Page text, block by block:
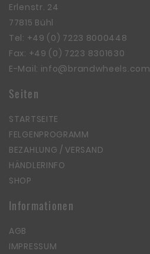
Erlenstr. 24
77815 Bühl
Tel: +49 (0) 7223 8000448
Fax: +49 (0) 7223 8301630
E-Mail: info@brandwheels.com
Seiten
STARTSEITE
FELGENPROGRAMM
BEZAHLUNG / VERSAND
HÄNDLERINFO
SHOP
Informationen
AGB
IMPRESSUM